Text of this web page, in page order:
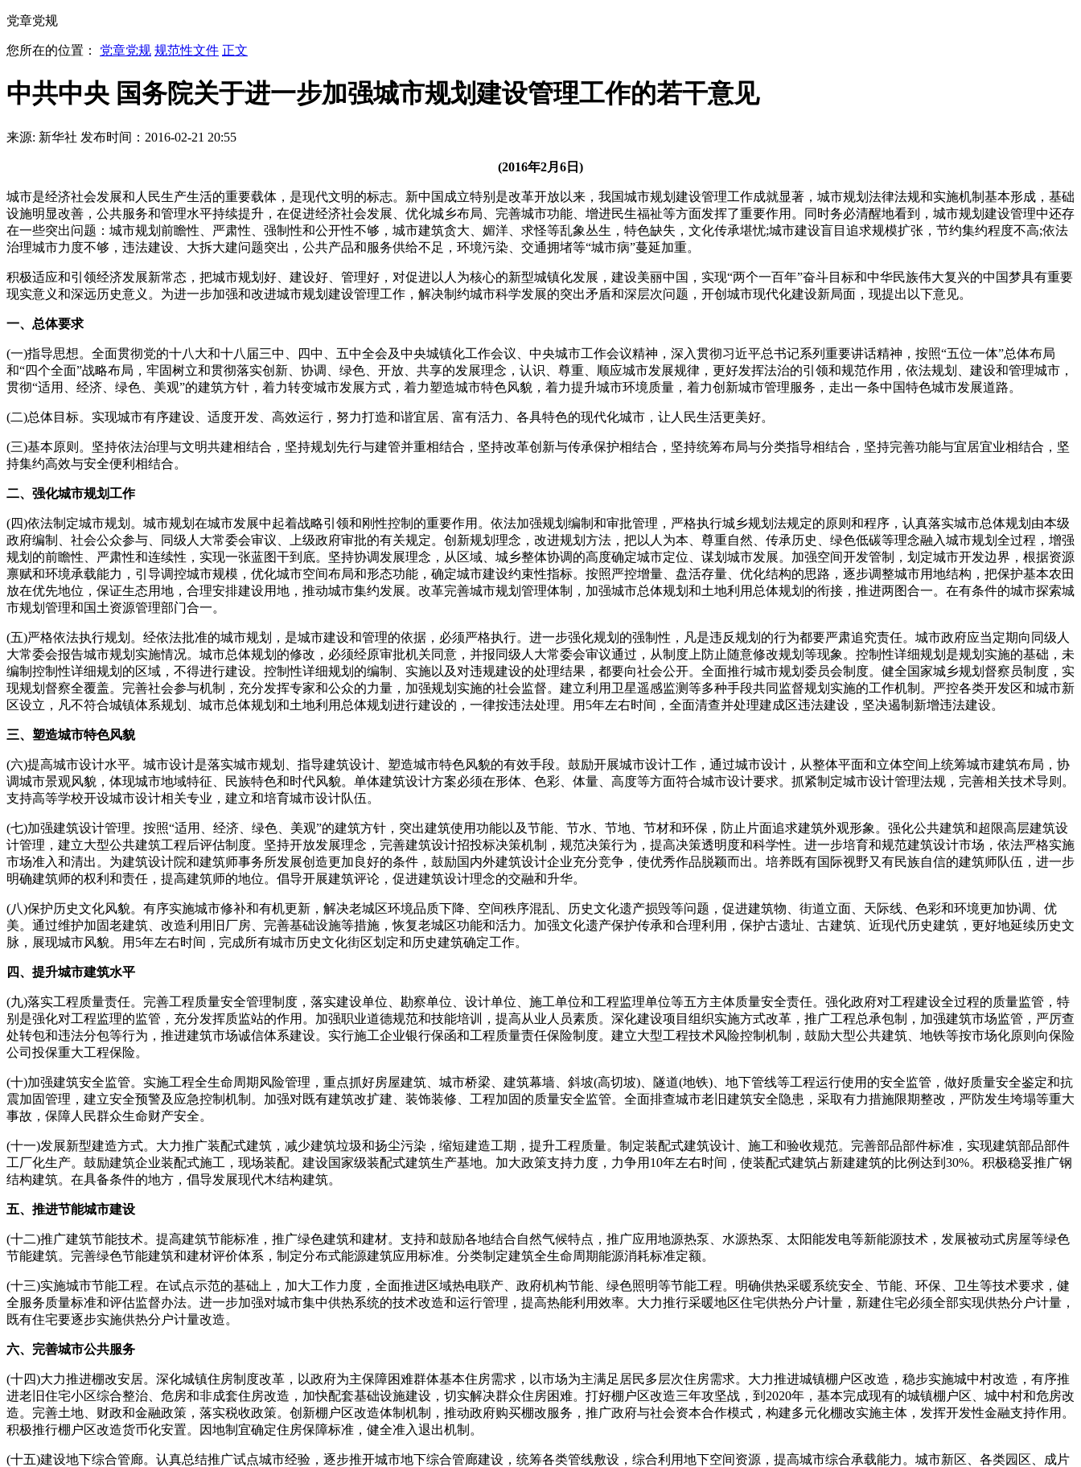
党章党规
您所在的位置： 党章党规 规范性文件 正文
中共中央 国务院关于进一步加强城市规划建设管理工作的若干意见
来源: 新华社 发布时间：2016-02-21 20:55
(2016年2月6日)
城市是经济社会发展和人民生产生活的重要载体，是现代文明的标志。新中国成立特别是改革开放以来，我国城市规划建设管理工作成就显著，城市规划法律法规和实施机制基本形成，基础
设施明显改善，公共服务和管理水平持续提升，在促进经济社会发展、优化城乡布局、完善城市功能、增进民生福祉等方面发挥了重要作用。同时务必清醒地看到，城市规划建设管理中还存
在一些突出问题：城市规划前瞻性、严肃性、强制性和公开性不够，城市建筑贪大、媚洋、求怪等乱象丛生，特色缺失，文化传承堪忧;城市建设盲目追求规模扩张，节约集约程度不高;依法
治理城市力度不够，违法建设、大拆大建问题突出，公共产品和服务供给不足，环境污染、交通拥堵等“城市病”蔓延加重。
积极适应和引领经济发展新常态，把城市规划好、建设好、管理好，对促进以人为核心的新型城镇化发展，建设美丽中国，实现“两个一百年”奋斗目标和中华民族伟大复兴的中国梦具有重要
现实意义和深远历史意义。为进一步加强和改进城市规划建设管理工作，解决制约城市科学发展的突出矛盾和深层次问题，开创城市现代化建设新局面，现提出以下意见。
一、总体要求
(一)指导思想。全面贯彻党的十八大和十八届三中、四中、五中全会及中央城镇化工作会议、中央城市工作会议精神，深入贯彻习近平总书记系列重要讲话精神，按照“五位一体”总体布局
和“四个全面”战略布局，牢固树立和贯彻落实创新、协调、绿色、开放、共享的发展理念，认识、尊重、顺应城市发展规律，更好发挥法治的引领和规范作用，依法规划、建设和管理城市，
贯彻“适用、经济、绿色、美观”的建筑方针，着力转变城市发展方式，着力塑造城市特色风貌，着力提升城市环境质量，着力创新城市管理服务，走出一条中国特色城市发展道路。
(二)总体目标。实现城市有序建设、适度开发、高效运行，努力打造和谐宜居、富有活力、各具特色的现代化城市，让人民生活更美好。
(三)基本原则。坚持依法治理与文明共建相结合，坚持规划先行与建管并重相结合，坚持改革创新与传承保护相结合，坚持统筹布局与分类指导相结合，坚持完善功能与宜居宜业相结合，坚
持集约高效与安全便利相结合。
二、强化城市规划工作
(四)依法制定城市规划。城市规划在城市发展中起着战略引领和刚性控制的重要作用。依法加强规划编制和审批管理，严格执行城乡规划法规定的原则和程序，认真落实城市总体规划由本级
政府编制、社会公众参与、同级人大常委会审议、上级政府审批的有关规定。创新规划理念，改进规划方法，把以人为本、尊重自然、传承历史、绿色低碳等理念融入城市规划全过程，增强
规划的前瞻性、严肃性和连续性，实现一张蓝图干到底。坚持协调发展理念，从区域、城乡整体协调的高度确定城市定位、谋划城市发展。加强空间开发管制，划定城市开发边界，根据资源
禀赋和环境承载能力，引导调控城市规模，优化城市空间布局和形态功能，确定城市建设约束性指标。按照严控增量、盘活存量、优化结构的思路，逐步调整城市用地结构，把保护基本农田
放在优先地位，保证生态用地，合理安排建设用地，推动城市集约发展。改革完善城市规划管理体制，加强城市总体规划和土地利用总体规划的衔接，推进两图合一。在有条件的城市探索城
市规划管理和国土资源管理部门合一。
(五)严格依法执行规划。经依法批准的城市规划，是城市建设和管理的依据，必须严格执行。进一步强化规划的强制性，凡是违反规划的行为都要严肃追究责任。城市政府应当定期向同级人
大常委会报告城市规划实施情况。城市总体规划的修改，必须经原审批机关同意，并报同级人大常委会审议通过，从制度上防止随意修改规划等现象。控制性详细规划是规划实施的基础，未
编制控制性详细规划的区域，不得进行建设。控制性详细规划的编制、实施以及对违规建设的处理结果，都要向社会公开。全面推行城市规划委员会制度。健全国家城乡规划督察员制度，实
现规划督察全覆盖。完善社会参与机制，充分发挥专家和公众的力量，加强规划实施的社会监督。建立利用卫星遥感监测等多种手段共同监督规划实施的工作机制。严控各类开发区和城市新
区设立，凡不符合城镇体系规划、城市总体规划和土地利用总体规划进行建设的，一律按违法处理。用5年左右时间，全面清查并处理建成区违法建设，坚决遏制新增违法建设。
三、塑造城市特色风貌
(六)提高城市设计水平。城市设计是落实城市规划、指导建筑设计、塑造城市特色风貌的有效手段。鼓励开展城市设计工作，通过城市设计，从整体平面和立体空间上统筹城市建筑布局，协
调城市景观风貌，体现城市地域特征、民族特色和时代风貌。单体建筑设计方案必须在形体、色彩、体量、高度等方面符合城市设计要求。抓紧制定城市设计管理法规，完善相关技术导则。
支持高等学校开设城市设计相关专业，建立和培育城市设计队伍。
(七)加强建筑设计管理。按照“适用、经济、绿色、美观”的建筑方针，突出建筑使用功能以及节能、节水、节地、节材和环保，防止片面追求建筑外观形象。强化公共建筑和超限高层建筑设
计管理，建立大型公共建筑工程后评估制度。坚持开放发展理念，完善建筑设计招投标决策机制，规范决策行为，提高决策透明度和科学性。进一步培育和规范建筑设计市场，依法严格实施
市场准入和清出。为建筑设计院和建筑师事务所发展创造更加良好的条件，鼓励国内外建筑设计企业充分竞争，使优秀作品脱颖而出。培养既有国际视野又有民族自信的建筑师队伍，进一步
明确建筑师的权利和责任，提高建筑师的地位。倡导开展建筑评论，促进建筑设计理念的交融和升华。
(八)保护历史文化风貌。有序实施城市修补和有机更新，解决老城区环境品质下降、空间秩序混乱、历史文化遗产损毁等问题，促进建筑物、街道立面、天际线、色彩和环境更加协调、优
美。通过维护加固老建筑、改造利用旧厂房、完善基础设施等措施，恢复老城区功能和活力。加强文化遗产保护传承和合理利用，保护古遗址、古建筑、近现代历史建筑，更好地延续历史文
脉，展现城市风貌。用5年左右时间，完成所有城市历史文化街区划定和历史建筑确定工作。
四、提升城市建筑水平
(九)落实工程质量责任。完善工程质量安全管理制度，落实建设单位、勘察单位、设计单位、施工单位和工程监理单位等五方主体质量安全责任。强化政府对工程建设全过程的质量监管，特
别是强化对工程监理的监管，充分发挥质监站的作用。加强职业道德规范和技能培训，提高从业人员素质。深化建设项目组织实施方式改革，推广工程总承包制，加强建筑市场监管，严厉查
处转包和违法分包等行为，推进建筑市场诚信体系建设。实行施工企业银行保函和工程质量责任保险制度。建立大型工程技术风险控制机制，鼓励大型公共建筑、地铁等按市场化原则向保险
公司投保重大工程保险。
(十)加强建筑安全监管。实施工程全生命周期风险管理，重点抓好房屋建筑、城市桥梁、建筑幕墙、斜坡(高切坡)、隧道(地铁)、地下管线等工程运行使用的安全监管，做好质量安全鉴定和抗
震加固管理，建立安全预警及应急控制机制。加强对既有建筑改扩建、装饰装修、工程加固的质量安全监管。全面排查城市老旧建筑安全隐患，采取有力措施限期整改，严防发生垮塌等重大
事故，保障人民群众生命财产安全。
(十一)发展新型建造方式。大力推广装配式建筑，减少建筑垃圾和扬尘污染，缩短建造工期，提升工程质量。制定装配式建筑设计、施工和验收规范。完善部品部件标准，实现建筑部品部件
工厂化生产。鼓励建筑企业装配式施工，现场装配。建设国家级装配式建筑生产基地。加大政策支持力度，力争用10年左右时间，使装配式建筑占新建建筑的比例达到30%。积极稳妥推广钢
结构建筑。在具备条件的地方，倡导发展现代木结构建筑。
五、推进节能城市建设
(十二)推广建筑节能技术。提高建筑节能标准，推广绿色建筑和建材。支持和鼓励各地结合自然气候特点，推广应用地源热泵、水源热泵、太阳能发电等新能源技术，发展被动式房屋等绿色
节能建筑。完善绿色节能建筑和建材评价体系，制定分布式能源建筑应用标准。分类制定建筑全生命周期能源消耗标准定额。
(十三)实施城市节能工程。在试点示范的基础上，加大工作力度，全面推进区域热电联产、政府机构节能、绿色照明等节能工程。明确供热采暖系统安全、节能、环保、卫生等技术要求，健
全服务质量标准和评估监督办法。进一步加强对城市集中供热系统的技术改造和运行管理，提高热能利用效率。大力推行采暖地区住宅供热分户计量，新建住宅必须全部实现供热分户计量，
既有住宅要逐步实施供热分户计量改造。
六、完善城市公共服务
(十四)大力推进棚改安居。深化城镇住房制度改革，以政府为主保障困难群体基本住房需求，以市场为主满足居民多层次住房需求。大力推进城镇棚户区改造，稳步实施城中村改造，有序推
进老旧住宅小区综合整治、危房和非成套住房改造，加快配套基础设施建设，切实解决群众住房困难。打好棚户区改造三年攻坚战，到2020年，基本完成现有的城镇棚户区、城中村和危房改
造。完善土地、财政和金融政策，落实税收政策。创新棚户区改造体制机制，推动政府购买棚改服务，推广政府与社会资本合作模式，构建多元化棚改实施主体，发挥开发性金融支持作用。
积极推行棚户区改造货币化安置。因地制宜确定住房保障标准，健全准入退出机制。
(十五)建设地下综合管廊。认真总结推广试点城市经验，逐步推开城市地下综合管廊建设，统筹各类管线敷设，综合利用地下空间资源，提高城市综合承载能力。城市新区、各类园区、成片